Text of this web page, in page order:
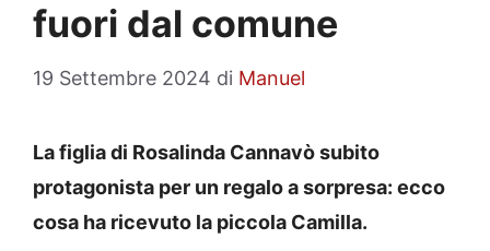
fuori dal comune
19 Settembre 2024 di Manuel
La figlia di Rosalinda Cannavò subito
protagonista per un regalo a sorpresa: ecco
cosa ha ricevuto la piccola Camilla.